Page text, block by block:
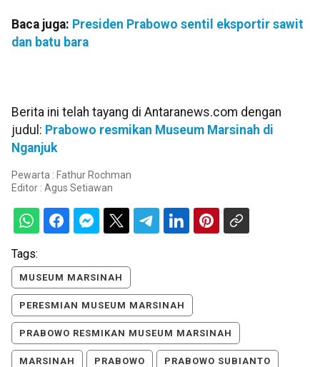
Baca juga: Presiden Prabowo sentil eksportir sawit
dan batu bara
Berita ini telah tayang di Antaranews.com dengan
judul: Prabowo resmikan Museum Marsinah di
Nganjuk
Pewarta : Fathur Rochman
Editor : Agus Setiawan
Tags:
MUSEUM MARSINAH
PERESMIAN MUSEUM MARSINAH
PRABOWO RESMIKAN MUSEUM MARSINAH
MARSINAH PRABOWO PRABOWO SUBIANTO